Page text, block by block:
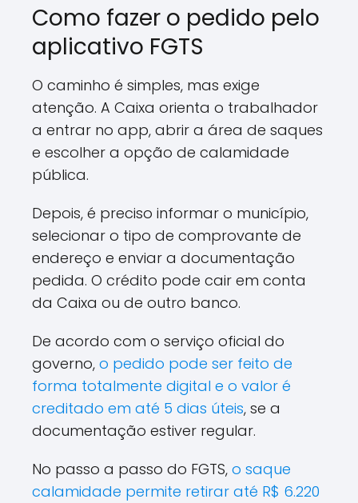
Como fazer o pedido pelo
aplicativo FGTS
O caminho é simples, mas exige
atenção. A Caixa orienta o trabalhador
a entrar no app, abrir a área de saques
e escolher a opção de calamidade
pública.
Depois, é preciso informar o município,
selecionar o tipo de comprovante de
endereço e enviar a documentação
pedida. O crédito pode cair em conta
da Caixa ou de outro banco.
De acordo com o serviço oficial do
governo, o pedido pode ser feito de
forma totalmente digital e o valor é
creditado em até 5 dias úteis, se a
documentação estiver regular.
No passo a passo do FGTS, o saque
calamidade permite retirar até R$ 6.220